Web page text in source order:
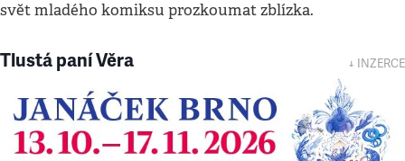
svět mladého komiksu prozkoumat zblízka.
Tlustá paní Věra ↓ INZERCE